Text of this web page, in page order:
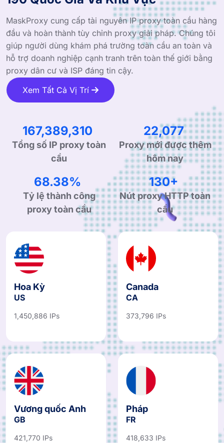
MaskProxy cung cấp tài nguyên IP proxy toàn cầu hàng
đầu và hoàn thành tùy chỉnh proxy giải pháp. Chúng tôi
giúp người dùng khám phá trường toàn cầu an toàn và
hỗ trợ doanh nghiệp cạnh tranh trên toàn thế giới bằng
proxy dân cư và ISP đáng tin cậy.
Xem Tất Cả Vị Trí
239,714,643
Tổng số IP proxy toàn
cầu
31,616
Proxy mới được thêm
hôm nay
99.90%
Tỷ lệ thành công
proxy toàn cầu
190+
Nút proxy HTTP toàn
cầu
Hoa Kỳ
US
1,450,886 IPs
Canada
CA
373,796 IPs
Vương quốc Anh
GB
421,770 IPs
Pháp
FR
418,633 IPs